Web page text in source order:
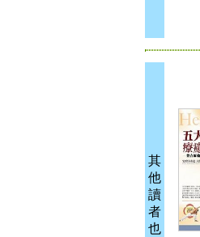
其
他
讀
者
也